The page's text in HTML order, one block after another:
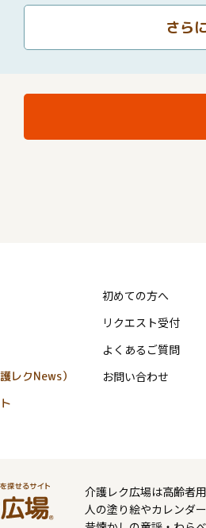
さら
レクNews）
初めての方へ
リクエスト受付
よくあるご質問
お問い合わせ
介護レク広場は高齢者
人の塗り絵やカレンダ